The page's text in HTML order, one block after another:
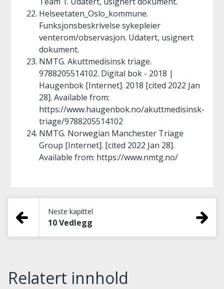
Helseetaten_Oslo_kommune.
Funksjonsbeskrivelse sykepleier
venterom/observasjon. Udatert, usignert
dokument.
NMTG. Akuttmedisinsk triage.
9788205514102. Digital bok - 2018 |
Haugenbok [Internet]. 2018 [cited 2022 Jan
28]. Available from:
https://www.haugenbok.no/akuttmedisinsk-
triage/9788205514102
NMTG. Norwegian Manchester Triage
Group [Internet]. [cited 2022 Jan 28].
Available from: https://www.nmtg.no/
Neste kapittel
10 Vedlegg
Relatert innhold